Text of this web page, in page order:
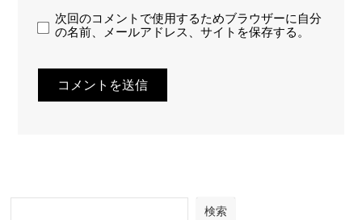
次回のコメントで使用するためブラウザーに自分
の名前、メールアドレス、サイトを保存する。
検索